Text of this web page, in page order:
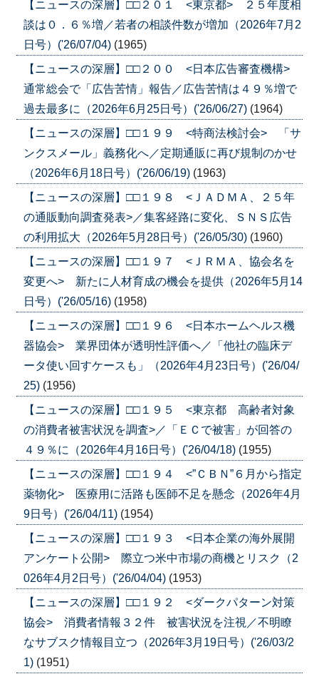
【ニュースの深層】□□２０１ <東京都> ２５年度相
談は０．６％増／若者の相談件数が増加（2026年7月2
日号）('26/07/04) (1965)
【ニュースの深層】□□２００ <日本広告審査機構>
通常総会で「広告苦情」報告／広告苦情は４９％増で
過去最多に（2026年6月25日号）('26/06/27) (1964)
【ニュースの深層】□□１９９ <特商法検討会> 「サ
ンクスメール」義務化へ／定期通販に再び規制のかせ
（2026年6月18日号）('26/06/19) (1963)
【ニュースの深層】□□１９８ <ＪＡＤＭＡ、２５年
の通販動向調査発表>／集客経路に変化、ＳＮＳ広告
の利用拡大（2026年5月28日号）('26/05/30) (1960)
【ニュースの深層】□□１９７ <ＪＲＭＡ、協会名を
変更へ> 新たに人材育成の機会を提供（2026年5月14
日号）('26/05/16) (1958)
【ニュースの深層】□□１９６ <日本ホームヘルス機
器協会> 業界団体が透明性評価へ／「他社の臨床デ
ータ使い回すケースも」（2026年4月23日号）('26/04/
25) (1956)
【ニュースの深層】□□１９５ <東京都 高齢者対象
の消費者被害状況を調査>／「ＥＣで被害」が回答の
４９％に（2026年4月16日号）('26/04/18) (1955)
【ニュースの深層】□□１９４ <”ＣＢＮ”６月から指定
薬物化> 医療用に活路も医師不足を懸念（2026年4月
9日号）('26/04/11) (1954)
【ニュースの深層】□□１９３ <日本企業の海外展開
アンケート公開> 際立つ米中市場の商機とリスク（2
026年4月2日号）('26/04/04) (1953)
【ニュースの深層】□□１９２ <ダークパターン対策
協会> 消費者情報３２件 被害状況を注視／不明瞭
なサブスク情報目立つ（2026年3月19日号）('26/03/2
1) (1951)